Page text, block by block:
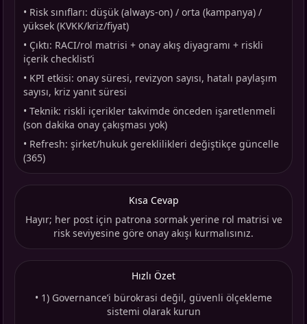
• Risk sınıfları: düşük (always-on) / orta (kampanya) /
yüksek (KVKK/kriz/fiyat)
• Çıktı: RACI/rol matrisi + onay akış diyagramı + riskli
içerik checklist’i
• KPI etkisi: onay süresi, revizyon sayısı, hatalı paylaşım
sayısı, kriz yanıt süresi
• Teknik: riskli içerikler takvimde önceden işaretlenmeli
(son dakika onay çakışması yok)
• Refresh: şirket/hukuk gereklilikleri değiştikçe güncelle
(365)
Kısa Cevap
Hayır; her post için patrona sormak yerine rol matrisi ve
risk seviyesine göre onay akışı kurmalısınız.
Hızlı Özet
• 1) Governance’i bürokrasi değil, güvenli ölçekleme
sistemi olarak kurun